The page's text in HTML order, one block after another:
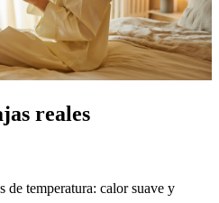
reales
de temperatura: calor suave y